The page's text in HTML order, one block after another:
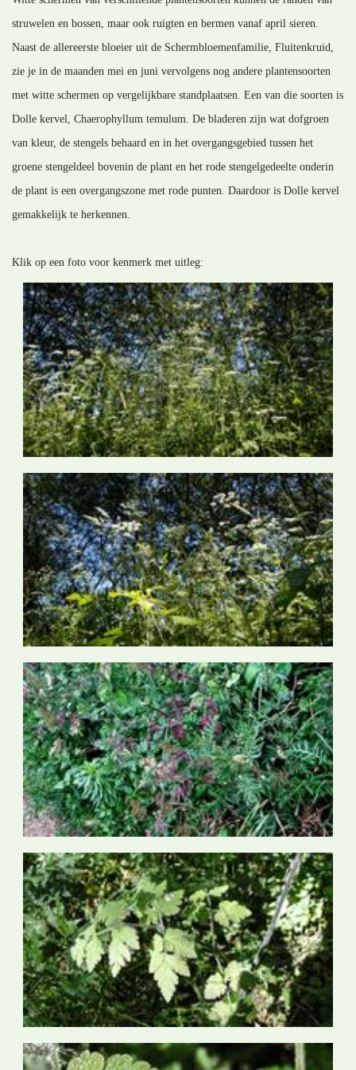
struwelen en bossen, maar ook ruigten en bermen vanaf april sieren.
Naast de allereerste bloeier uit de Schermbloemenfamilie, Fluitenkruid,
zie je in de maanden mei en juni vervolgens nog andere plantensoorten
met witte schermen op vergelijkbare standplaatsen. Een van die soorten is
Dolle kervel, Chaerophyllum temulum. De bladeren zijn wat dofgroen
van kleur, de stengels behaard en in het overgangsgebied tussen het
groene stengeldeel bovenin de plant en het rode stengelgedeelte onderin
de plant is een overgangszone met rode punten. Daardoor is Dolle kervel
gemakkelijk te herkennen.
Klik op een foto voor kenmerk met uitleg: